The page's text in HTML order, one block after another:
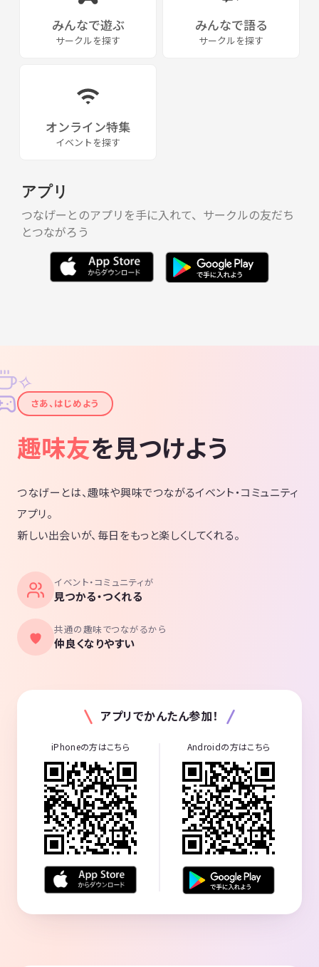
みんなで遊ぶ
サークルを探す
みんなで語る
サークルを探す
オンライン特集
イベントを探す
アプリ
つなげーとのアプリを手に入れて、サークルの友だち
とつながろう
✦
✧
さあ、はじめよう
趣味友を見つけよう
つなげーとは、趣味や興味でつながるイベント・コミュニティ
アプリ。
新しい出会いが、毎日をもっと楽しくしてくれる。
イベント・コミュニティが
見つかる・つくれる
共通の趣味でつながるから
仲良くなりやすい
アプリでかんたん参加！
iPhoneの方はこちら Androidの方はこちら